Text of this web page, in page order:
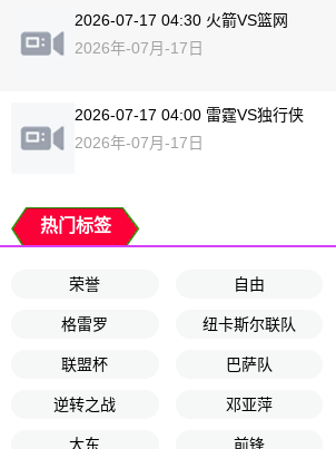
2026-07-17 04:30 火箭VS篮网
2026年-07月-17日
2026-07-17 04:00 雷霆VS独行侠
2026年-07月-17日
热门标签
荣誉 自由
格雷罗 纽卡斯尔联队
联盟杯 巴萨队
逆转之战 邓亚萍
大东 前锋